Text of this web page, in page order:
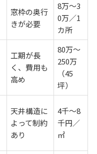
窓枠の奥行
きが必要
8万〜3
0万／1
カ所
工期が長
く、費用も
高め
80万〜
250万
（45
坪）
天井構造に
よって制約
あり
4千〜8
千円／
㎡